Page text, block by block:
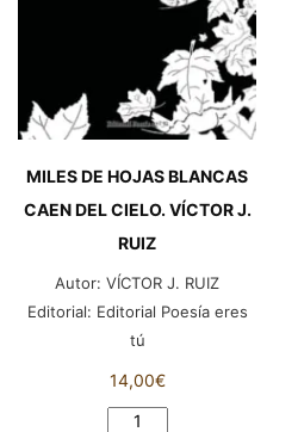
MILES DE HOJAS BLANCAS
CAEN DEL CIELO. VÍCTOR J.
RUIZ
Autor: VÍCTOR J. RUIZ
Editorial: Editorial Poesía eres
tú
14,00€
MILES